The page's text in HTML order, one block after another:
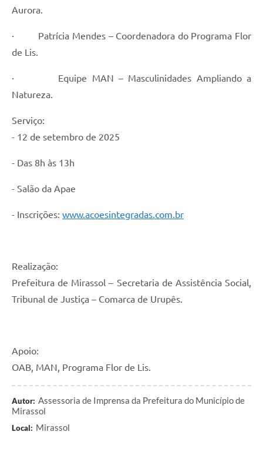
Aurora.
· Patrícia Mendes – Coordenadora do Programa Flor
de Lis.
· Equipe MAN – Masculinidades Ampliando a
Natureza.
Serviço:
- 12 de setembro de 2025
- Das 8h às 13h
- Salão da Apae
- Inscrições: www.acoesintegradas.com.br
Realização:
Prefeitura de Mirassol – Secretaria de Assistência Social,
Tribunal de Justiça – Comarca de Urupês.
Apoio:
OAB, MAN, Programa Flor de Lis.
Autor: Assessoria de Imprensa da Prefeitura do Município de
Mirassol
Local: Mirassol